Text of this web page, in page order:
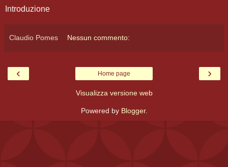
Introduzione
Claudio Pomes Nessun commento:
‹ ›
Home page
Visualizza versione web
Powered by Blogger.